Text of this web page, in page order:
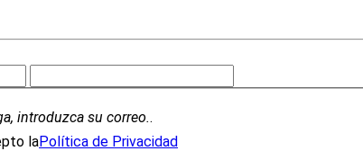
introduzca su correo..
laPolítica de Privacidad